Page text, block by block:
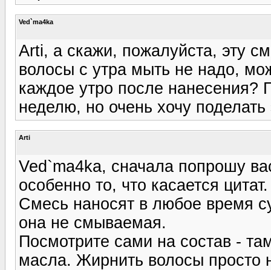
Ved`ma4ka
Arti, а скажи, пожалуйста, эту
волосы с утра мыть не надо,
каждое утро после нанесения?
неделю, но очень хочу поделать
Arti
Ved`ma4ka, сначала попрошу
особенно то, что касается цитат.
Смесь наносят в любое время
она не смываемая.
Посмотрите сами на состав -
масла. Жирнить волосы просто